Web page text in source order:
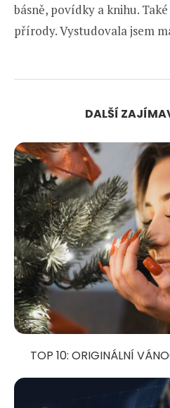
básně, povídky a knihu.
přírody. Vystudovala jsem
DALŠÍ
TOP 10: ORIGINÁLNÍ